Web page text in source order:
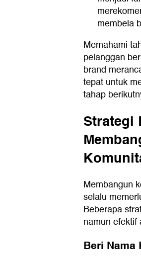
membela
Memahami
pelanggan
brand
tepat untuk
tahap
Strategi
Membangun
selalu
Beberapa
namun efektif
Beri Nama